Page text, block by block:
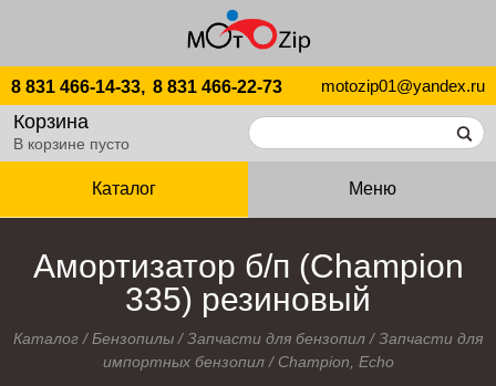
8 831 466-14-33, 8 831 466-22-73 motozip01@yandex.ru
Корзина
В корзине пусто
Каталог Меню
Амортизатор б/п (Champion
335) резиновый
Каталог /Бензопилы /Запчасти для бензопил /Запчасти для
импортных бензопил/ Champion, Echo